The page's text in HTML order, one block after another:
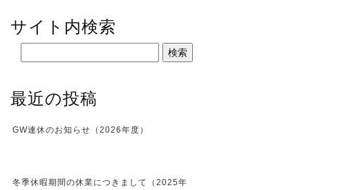
サイト内検索
最近の投稿
GW連休のお知らせ（2026年度）
冬季休暇期間の休業につきまして（2025年